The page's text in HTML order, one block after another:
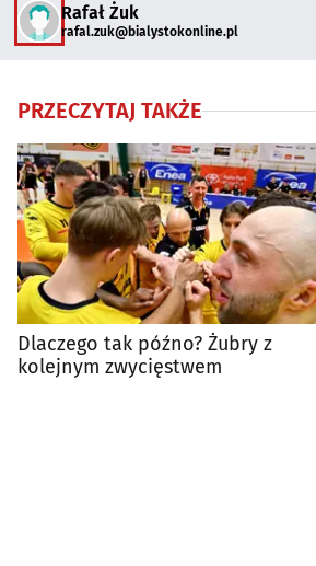
Rafał Żuk
rafal.zuk@bialystokonline.pl
PRZECZYTAJ TAKŻE
Dlaczego tak późno? Żubry z
kolejnym zwycięstwem